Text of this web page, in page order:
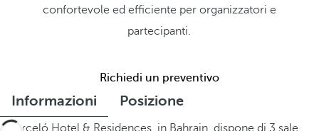
confortevole ed efficiente per organizzatori e
partecipanti.
Richiedi un preventivo
Informazioni Posizione
Il Barceló Hotel & Residences, in Bahrain, dispone di 3 sale